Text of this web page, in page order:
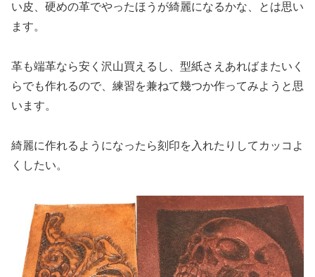
い皮、硬めの革でやったほうが綺麗になるかな、とは思い
ます。
革も端革なら安く沢山買えるし、型紙さえあればまたいく
らでも作れるので、練習を兼ねて幾つか作ってみようと思
います。
綺麗に作れるようになったら刻印を入れたりしてカッコよ
くしたい。